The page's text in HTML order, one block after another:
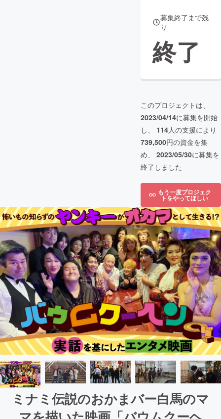
募集終了まで残
り
終了
このプロジェクトは、
2023/04/14に募集を開始
し、 114人の支援により
739,500円の資金を集
め、 2023/05/30に募集を
終了しました
もう一度プロジェク
トをやってほしい
ミナミ伝説のおかまバー白馬のマ